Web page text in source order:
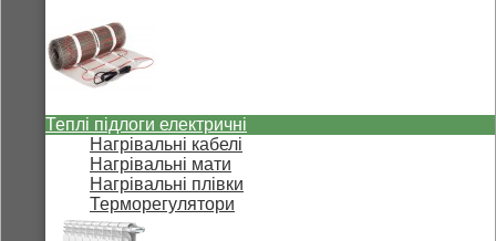
Теплі підлоги електричні
Нагрівальні кабелі
Нагрівальні мати
Нагрівальні плівки
Терморегулятори